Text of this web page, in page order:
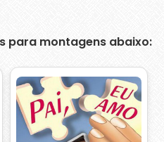
para montagens abaixo: